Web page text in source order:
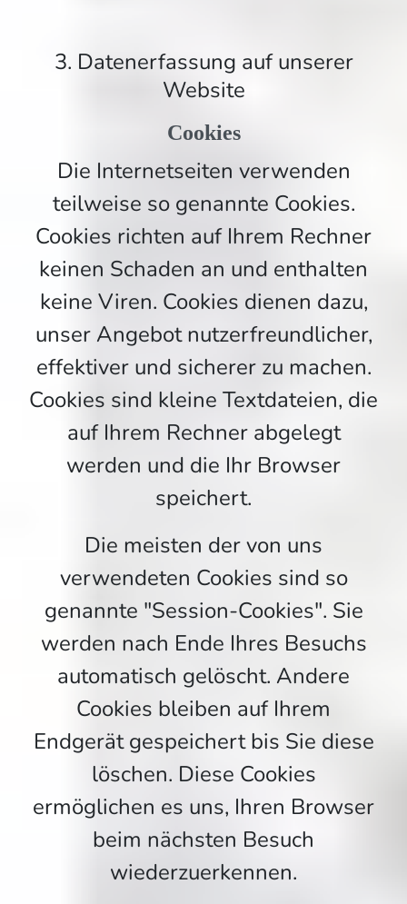
3. Datenerfassung auf unserer
Website
Cookies
Die Internetseiten verwenden
teilweise so genannte Cookies.
Cookies richten auf Ihrem Rechner
keinen Schaden an und enthalten
keine Viren. Cookies dienen dazu,
unser Angebot nutzerfreundlicher,
effektiver und sicherer zu machen.
Cookies sind kleine Textdateien, die
auf Ihrem Rechner abgelegt
werden und die Ihr Browser
speichert.
Die meisten der von uns
verwendeten Cookies sind so
genannte "Session-Cookies". Sie
werden nach Ende Ihres Besuchs
automatisch gelöscht. Andere
Cookies bleiben auf Ihrem
Endgerät gespeichert bis Sie diese
löschen. Diese Cookies
ermöglichen es uns, Ihren Browser
beim nächsten Besuch
wiederzuerkennen.